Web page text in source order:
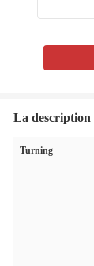
La description
Turning